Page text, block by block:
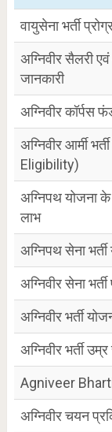
वायुसेना भर्ती
अग्निवीर सैलरी
जानकारी
अग्निवीर कॉर्पस
अग्निवीर आर्मी
Eligibility)
अग्निपथ योजना के
लाभ
अग्निपथ सेना भर्ती
अग्निवीर सेना
अग्निवीर भर्ती
अग्निवीर भर्ती उम्र
Agniveer
अग्निवीर चयन